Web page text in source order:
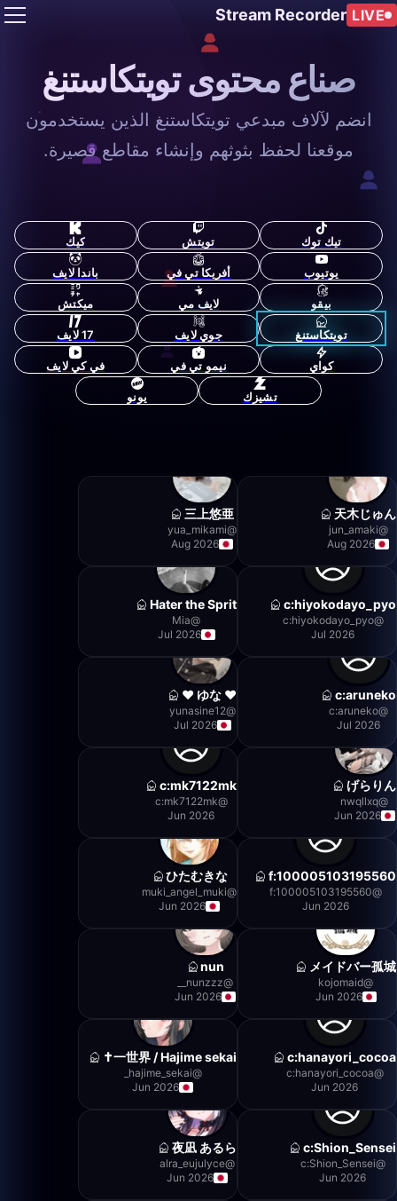
LIVE
Stream Recorder
صناع محتوى تويتكاستنغ
انضم لآلاف مبدعي تويتكاستنغ الذين يستخدمون
موقعنا لحفظ بثوثهم وإنشاء مقاطع قصيرة.
تيك توك تويتش كيك
يوتيوب أفريكا تي في باندا لايف
بيقو لايف مي ميكتش
تويتكاستنغ جوي لايف 17 لايف
كواي نيمو تي في في كي لايف
تشيزك يونو
天木じゅん
@
jun_amaki
Aug 2026
三上悠亜
@
yua_mikami
Aug 2026
c:hiyokodayo_pyo
@
c:hiyokodayo_pyo
Jul 2026
Hater the Sprit
@
Mia
Jul 2026
c:aruneko
@
c:aruneko
Jul 2026
❤︎ ゆな ❤︎
@
yunasine12
Jul 2026
げらりん
@
nwqllxq
Jun 2026
c:mk7122mk
@
c:mk7122mk
Jun 2026
f:100005103195560
@
f:100005103195560
Jun 2026
ひたむきな
@
muki_angel_muki
Jun 2026
メイドバー孤城
@
kojomaid
Jun 2026
nun
@
nunzzz__
Jun 2026
c:hanayori_cocoa
@
c:hanayori_cocoa
Jun 2026
一世界 / Hajime sekai✝️
@
hajime_sekai_
Jun 2026
c:Shion_Sensei
@
c:Shion_Sensei
Jun 2026
夜凪 あるら
@
alra_eujulyce
Jun 2026